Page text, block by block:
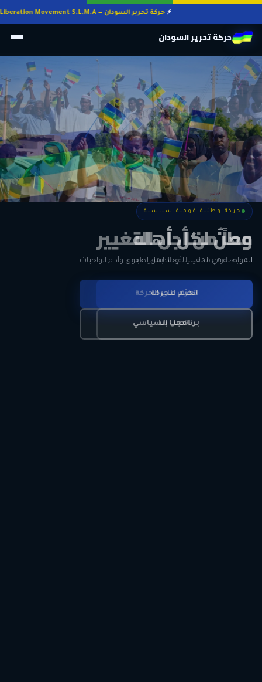
حركة تحرير السودان — Sudan Liberation Movement S.L.M.A
حركة تحرير السودان
حركة وطنية قومية سياسية
وطنٌ لكل أهله
المواطنة هي المعيار الأوحد لنيل الحقوق وأداء الواجبات
تعرّف على الحركة
برنامجنا السياسي
حركة وطنية قومية سياسية
معاً من أجل التغيير
الحرية • الوحدة • السلام • الديمقراطية
انضم للحركة
اتصل بنا